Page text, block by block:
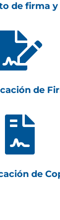
de firma

de

de